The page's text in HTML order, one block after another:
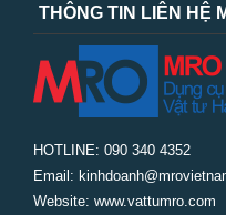
THÔNG TIN LIÊN HỆ
HOTLINE: 090 340 4352
Email:
Website: www.vattumro.com